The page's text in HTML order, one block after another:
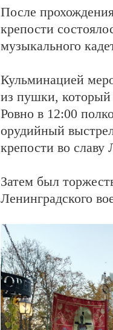
После
крепости
музыкального
Кульминацией
из пушки, который
Ровно в 12:00
орудийный
крепости во славу
Затем был
Ленинградского